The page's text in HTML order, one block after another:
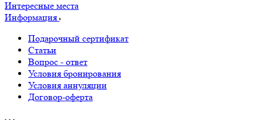
Интересные места
Информация
Подарочный сертификат
Статьи
Вопрос - ответ
Условия бронирования
Условия аннуляции
Договор-оферта